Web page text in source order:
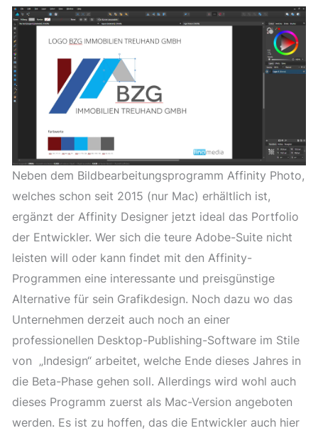
Neben dem Bildbearbeitungsprogramm Affinity Photo,
welches schon seit 2015 (nur Mac) erhältlich ist,
ergänzt der Affinity Designer jetzt ideal das Portfolio
der Entwickler. Wer sich die teure Adobe-Suite nicht
leisten will oder kann findet mit den Affinity-
Programmen eine interessante und preisgünstige
Alternative für sein Grafikdesign. Noch dazu wo das
Unternehmen derzeit auch noch an einer
professionellen Desktop-Publishing-Software im Stile
von „Indesign“ arbeitet, welche Ende dieses Jahres in
die Beta-Phase gehen soll. Allerdings wird wohl auch
dieses Programm zuerst als Mac-Version angeboten
werden. Es ist zu hoffen, das die Entwickler auch hier